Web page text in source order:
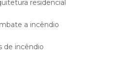
residencial
a incêndio
de incêndio